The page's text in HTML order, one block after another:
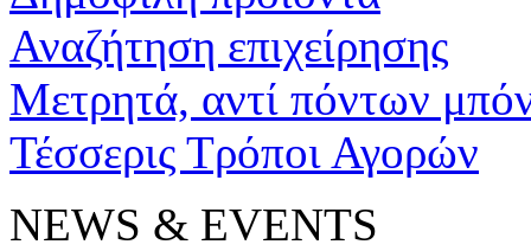
Αναζήτηση επιχείρησης
Μετρητά, αντί πόντων
Τέσσερις Τρόποι Αγορών
NEWS & EVENTS